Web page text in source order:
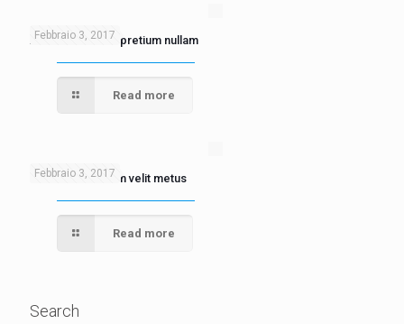
Febbraio 3, 2017
Aenean sodales pretium nullam
Read more
Febbraio 3, 2017
Mauris auctor non velit metus
Read more
Search